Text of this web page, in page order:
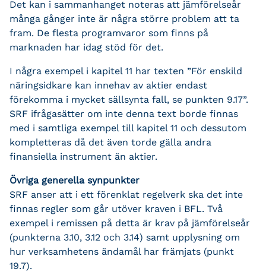
Det kan i sammanhanget noteras att jämförelseår
många gånger inte är några större problem att ta
fram. De flesta programvaror som finns på
marknaden har idag stöd för det.
I några exempel i kapitel 11 har texten ”För enskild
näringsidkare kan innehav av aktier endast
förekomma i mycket sällsynta fall, se punkten 9.17”.
SRF ifrågasätter om inte denna text borde finnas
med i samtliga exempel till kapitel 11 och dessutom
kompletteras då det även torde gälla andra
finansiella instrument än aktier.
Övriga generella synpunkter
SRF anser att i ett förenklat regelverk ska det inte
finnas regler som går utöver kraven i BFL. Två
exempel i remissen på detta är krav på jämförelseår
(punkterna 3.10, 3.12 och 3.14) samt upplysning om
hur verksamhetens ändamål har främjats (punkt
19.7).